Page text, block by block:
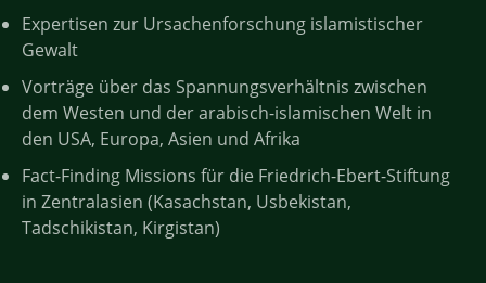
Expertisen zur Ursachenforschung islamistischer
Gewalt
Vorträge über das Spannungsverhältnis zwischen
dem Westen und der arabisch-islamischen Welt in
den USA, Europa, Asien und Afrika
Fact-Finding Missions für die Friedrich-Ebert-Stiftung
in Zentralasien (Kasachstan, Usbekistan,
Tadschikistan, Kirgistan)